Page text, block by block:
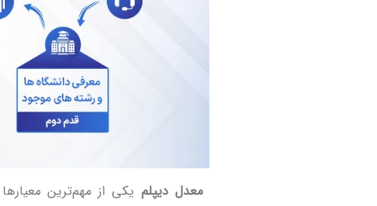
معدل دیپلم یکی از مهم‌ترین